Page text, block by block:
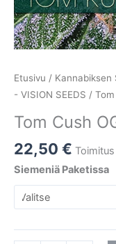
Etusivu / Kannabiksen
- VISION SEEDS / Tom
Tom Cush
22,50 €
Siemeniä Paketissa